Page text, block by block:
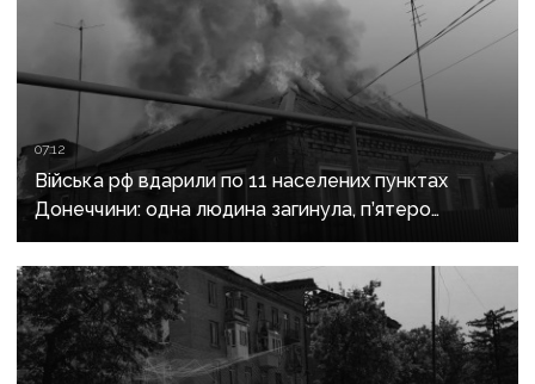
07:12
Війська рф вдарили по 11 населених пунктах
Донеччини: одна людина загинула, п’ятеро
поранені